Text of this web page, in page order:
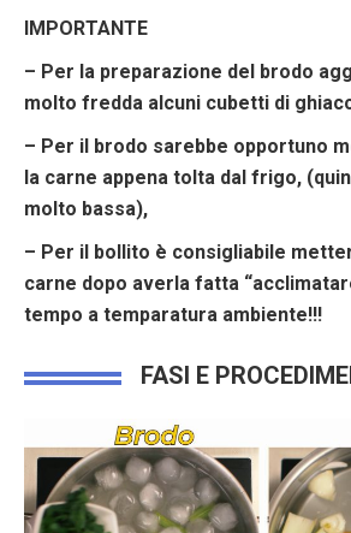
IMPORTANTE
– Per la preparazione del brodo
molto fredda alcuni cubetti di
– Per il brodo sarebbe opportuno
la carne appena tolta dal frigo,
molto bassa),
– Per il bollito è consigliabile
carne dopo averla fatta
tempo a temparatura ambiente!!!
FASI E